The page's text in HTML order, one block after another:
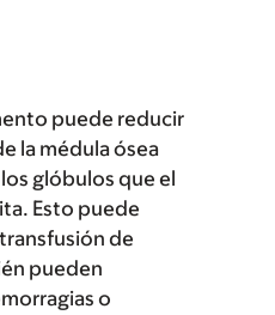
puede reducir
la médula ósea
glóbulos que el
Esto puede
de
pueden
o